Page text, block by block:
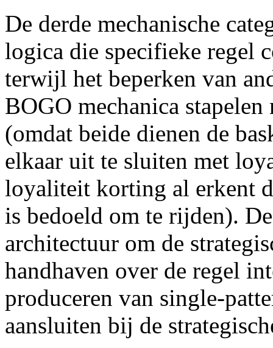
De derde mechanische
logica die specifieke regel
terwijl het beperken van
BOGO mechanica
(omdat beide dienen de
elkaar uit te sluiten met
loyaliteit korting al erkent
is bedoeld om te rijden).
architectuur om de
handhaven over de regel
produceren van single-
aansluiten bij de